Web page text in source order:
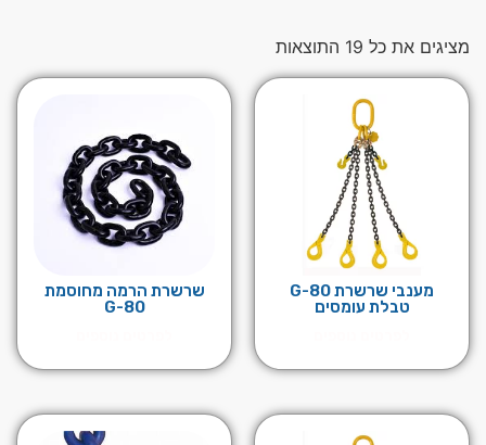
מציגים את כל ⁦19⁩ התוצאות
מענבי שרשרת 80-G
טבלת עומסים
שרשרת הרמה מחוסמת
G-80